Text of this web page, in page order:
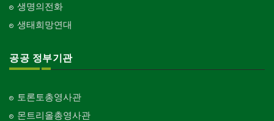
생명의전화
생태희망연대
공공 정부기관
토론토총영사관
몬트리올총영사관